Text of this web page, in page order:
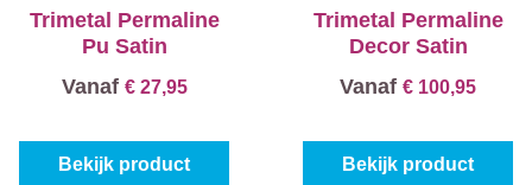
Trimetal Permaline
Pu Satin
Vanaf € 27,95
Bekijk product
Trimetal Permaline
Decor Satin
Vanaf € 100,95
Bekijk product